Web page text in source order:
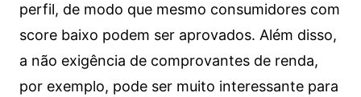
perfil, de modo que mesmo consumidores com
score baixo podem ser aprovados. Além disso,
a não exigência de comprovantes de renda,
por exemplo, pode ser muito interessante para